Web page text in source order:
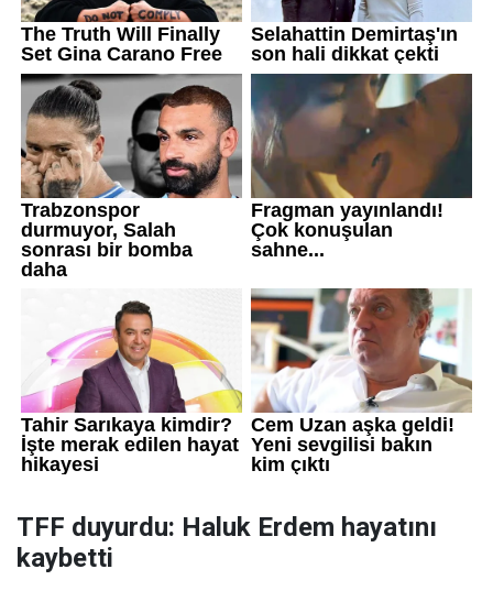
TFF duyurdu: Haluk Erdem hayatını
kaybetti